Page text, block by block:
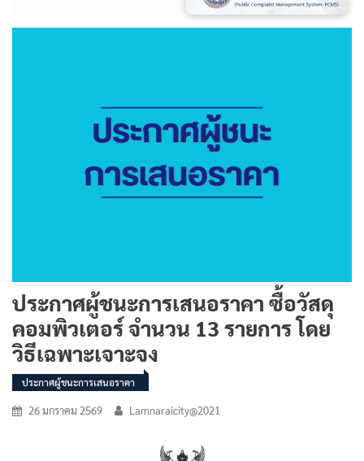
ประกาศผู้ชนะการเสนอราคา ซื้อวัสดุ
คอมพิวเตอร์ จำนวน 13 รายการ โดย
วิธีเฉพาะเจาะจง
ประกาศผู้ชนะการเสนอราคา
26 มกราคม 2569 Lamnaraicity@2021